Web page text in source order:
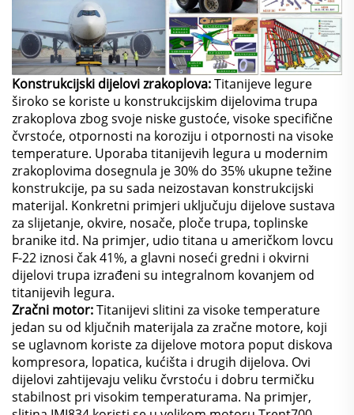
Konstrukcijski dijelovi zrakoplova:Titanijeve legure
široko se koriste u konstrukcijskim dijelovima trupa
zrakoplova zbog svoje niske gustoće, visoke specifične
čvrstoće, otpornosti na koroziju i otpornosti na visoke
temperature. Uporaba titanijevih legura u modernim
zrakoplovima dosegnula je 30% do 35% ukupne težine
konstrukcije, pa su sada neizostavan konstrukcijski
materijal. Konkretni primjeri uključuju dijelove sustava
za slijetanje, okvire, nosače, ploče trupa, toplinske
branike itd. Na primjer, udio titana u američkom lovcu
F-22 iznosi čak 41%, a glavni noseći gredni i okvirni
dijelovi trupa izrađeni su integralnom kovanjem od
titanijevih legura.
Zračni motor:Titanijevi slitini za visoke temperature
jedan su od ključnih materijala za zračne motore, koji
se uglavnom koriste za dijelove motora poput diskova
kompresora, lopatica, kućišta i drugih dijelova. Ovi
dijelovi zahtijevaju veliku čvrstoću i dobru termičku
stabilnost pri visokim temperaturama. Na primjer,